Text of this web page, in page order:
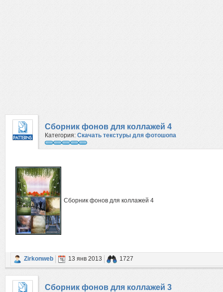
Сборник фонов для коллажей 4
Категория: Скачать текстуры для фотошопа
Сборник фонов для коллажей 4
Zirkonweb 13 янв 2013 1727
Сборник фонов для коллажей 3